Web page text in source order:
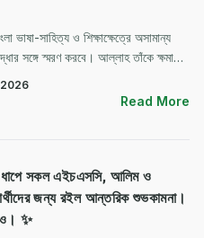
ভাষা-সাহিত্য ও শিক্ষাক্ষেত্রে অসামান্য
স্মরণ করবে। আল্লাহ তাঁকে ক্ষমা
নসীব করুন এবং শোকসন্তপ্ত পরিবার,
ধৈর্য ধারণের তাওফিক দান করুন।…Read More
সকল এইচএসসি, আলিম ও
জন্য রইল আন্তরিক শুভকামনা।
✨